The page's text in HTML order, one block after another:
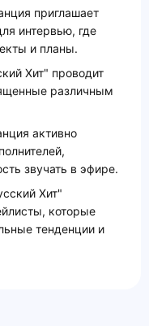
приглашает
интервью, где
и планы.
Хит" проводит
различным
активно
звучать в эфире.
Хит"
которые
тенденции и